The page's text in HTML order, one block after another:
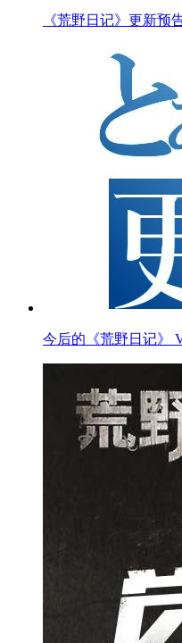
《荒野日记》更新
今后的《荒野日记》